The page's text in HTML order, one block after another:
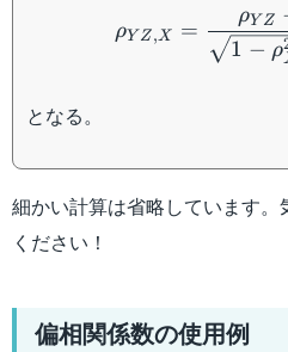
ρY Z ,X =
1 − ρ
ρY Z
となる。
細かい計算は省略しています
ください！
偏相関係数の使用例